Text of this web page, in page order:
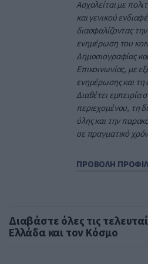
Ασχολείται με
και γενικού
διασφαλίζοντας
ενημέρωση του
Δημοσιογραφίας
Επικοινωνίας, με
ενημέρωσης και τη
Διαθέτει
περιεχομένου, τη
ύλης και την
σε πραγματικό
ΠΡΟΒΟΛΗ
Διαβάστε όλες τις
Ελλάδα και τον Κόσμο